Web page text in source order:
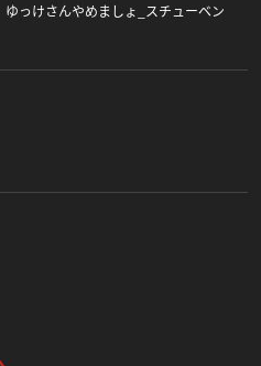
ゆっけさんやめましょ_スチューベン